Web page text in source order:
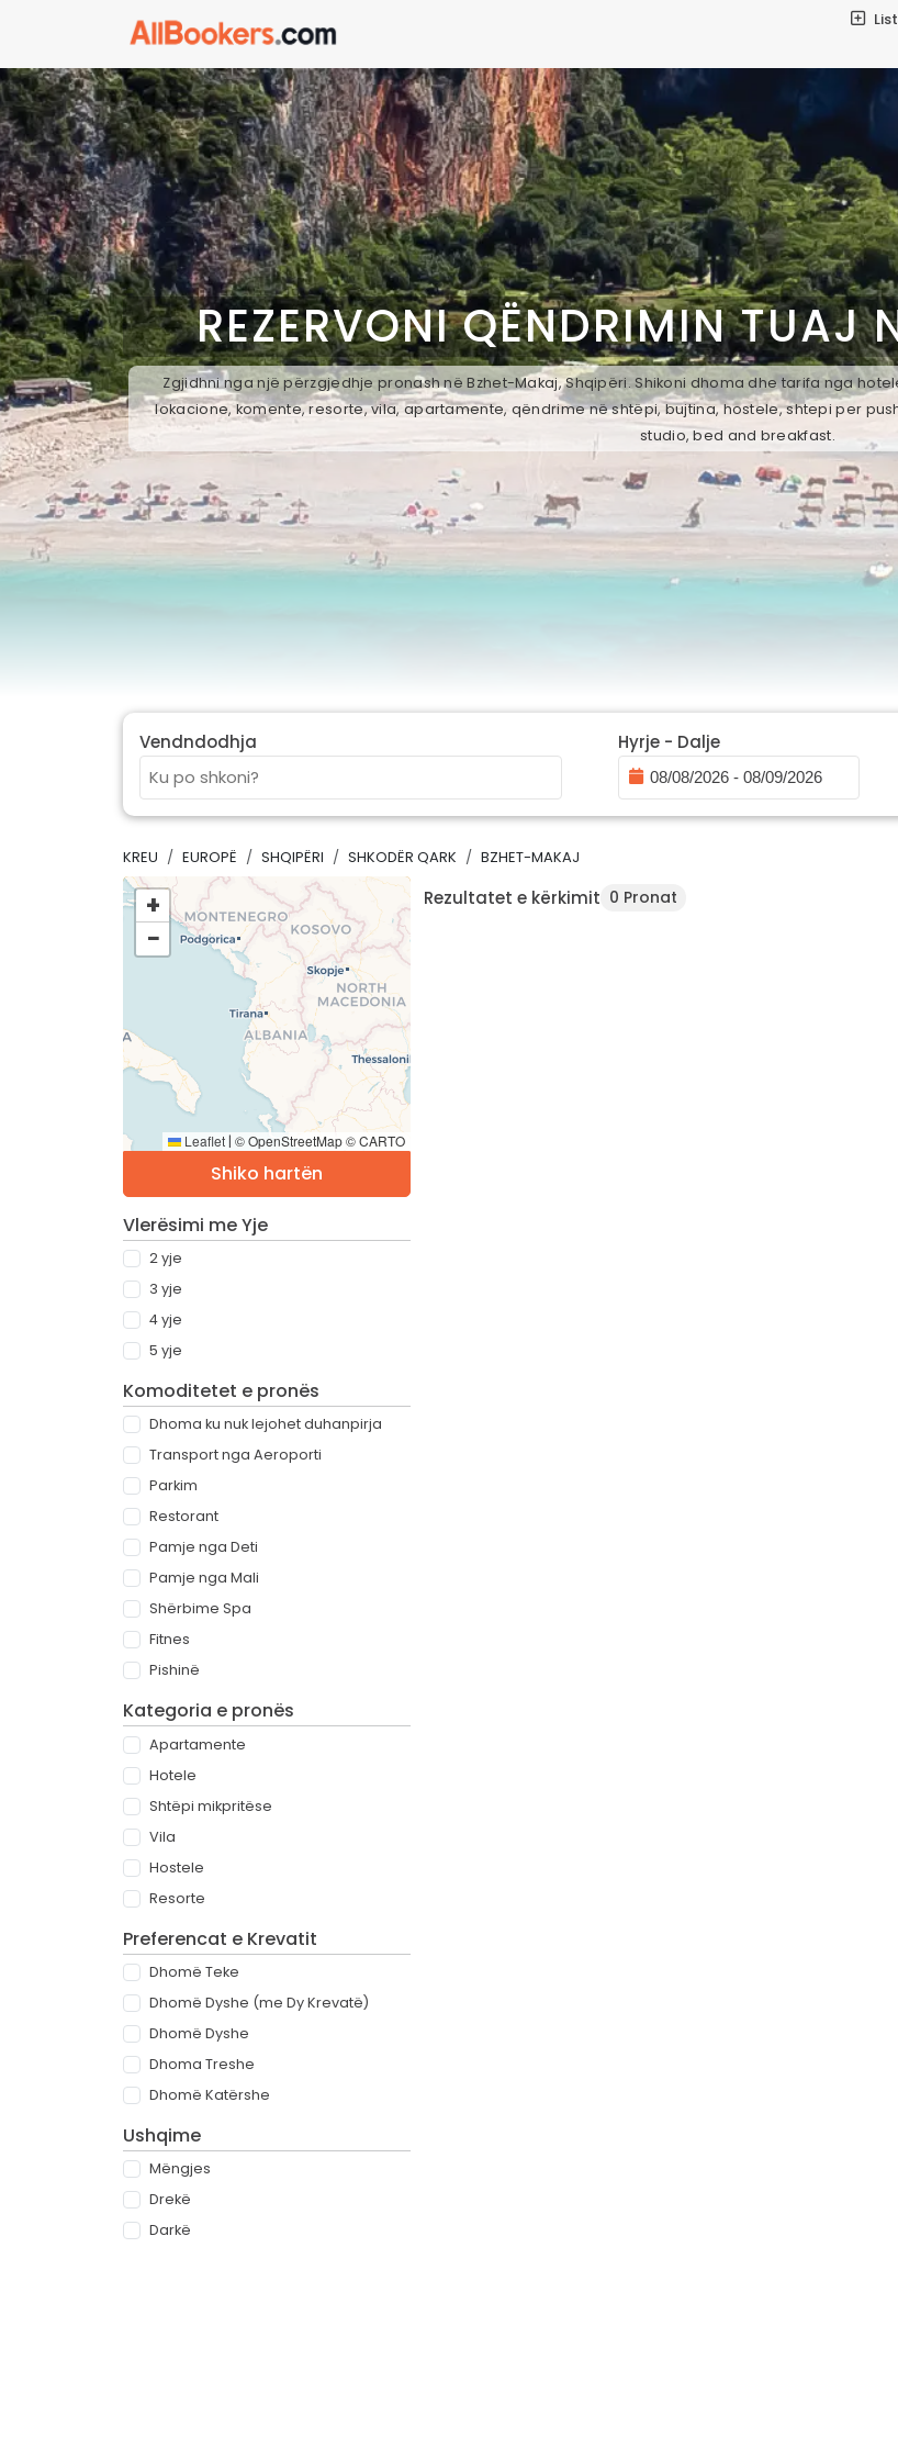
REZERVONI QËNDRIMIN TUAJ
Zgjidhni nga një përzgjedhje pronash në Bzhet-Makaj, Shqipëri. Shikoni dhoma dhe tarifa nga
lokacione, komente, resorte, vila, apartamente, qëndrime në shtëpi, bujtina, hostele, shtepi per
studio, bed and breakfast.
Vendndodhja Hyrje - Dalje
KREU EUROPË SHQIPËRI SHKODËR QARK BZHET-MAKAJ
+
−
Leaflet | © OpenStreetMap © CARTO
Shiko hartën
Vlerësimi me Yje
2 yje
3 yje
4 yje
5 yje
Komoditetet e pronës
Dhoma ku nuk lejohet duhanpirja
Transport nga Aeroporti
Parkim
Restorant
Pamje nga Deti
Pamje nga Mali
Shërbime Spa
Fitnes
Pishinë
Kategoria e pronës
Apartamente
Hotele
Shtëpi mikpritëse
Vila
Hostele
Resorte
Preferencat e Krevatit
Dhomë Teke
Dhomë Dyshe (me Dy Krevatë)
Dhomë Dyshe
Dhoma Treshe
Dhomë Katërshe
Ushqime
Mëngjes
Drekë
Darkë
Rezultatet e kërkimit 0 Pronat